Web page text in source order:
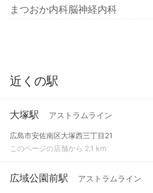
まつおか内科脳神経内科
近くの駅
大塚駅 アストラムライン
広島市安佐南区大塚西三丁目21
このページの店舗から 2.1 km
広域公園前駅 アストラムライン